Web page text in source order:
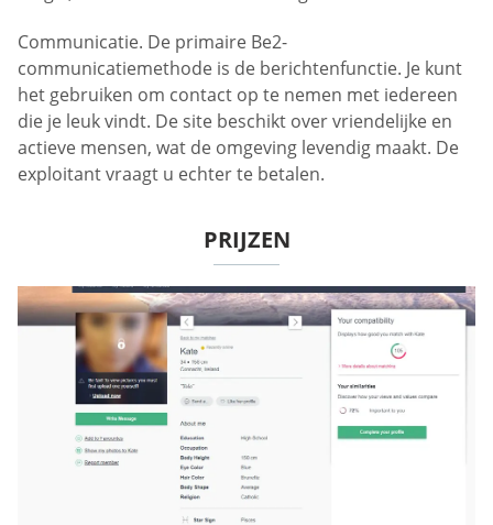
Communicatie. De primaire Be2-
communicatiemethode is de berichtenfunctie. Je kunt
het gebruiken om contact op te nemen met iedereen
die je leuk vindt. De site beschikt over vriendelijke en
actieve mensen, wat de omgeving levendig maakt. De
exploitant vraagt u echter te betalen.
PRIJZEN